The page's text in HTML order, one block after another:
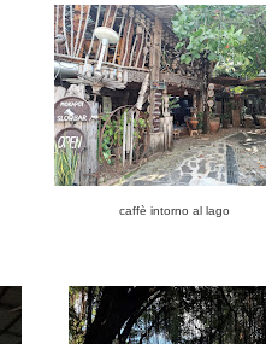
caffè intorno al lago